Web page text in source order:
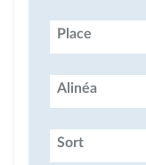
Place
Alinéa
Sort